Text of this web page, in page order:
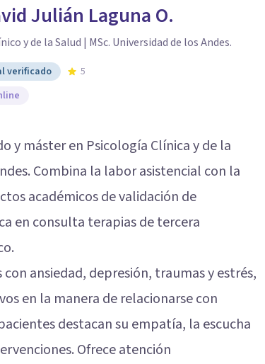
Julián Laguna O.
y de la Salud | MSc. Universidad de los Andes.
verificado
5
y máster en Psicología Clínica y de la
Combina la labor asistencial con la
académicos de validación de
en consulta terapias de tercera
ansiedad, depresión, traumas y estrés,
en la manera de relacionarse con
destacan su empatía, la escucha
Ofrece atención